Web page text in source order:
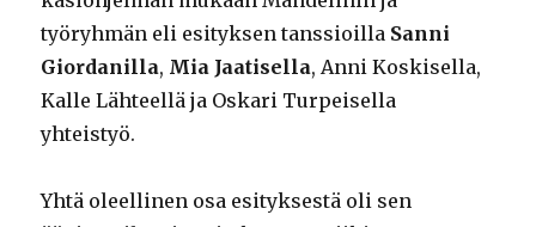
työryhmän eli esityksen tanssioilla Sanni
Giordanilla, Mia Jaatisella, Anni Koskisella,
Kalle Lähteellä ja Oskari Turpeisella
yhteistyö.
Yhtä oleellinen osa esityksestä oli sen